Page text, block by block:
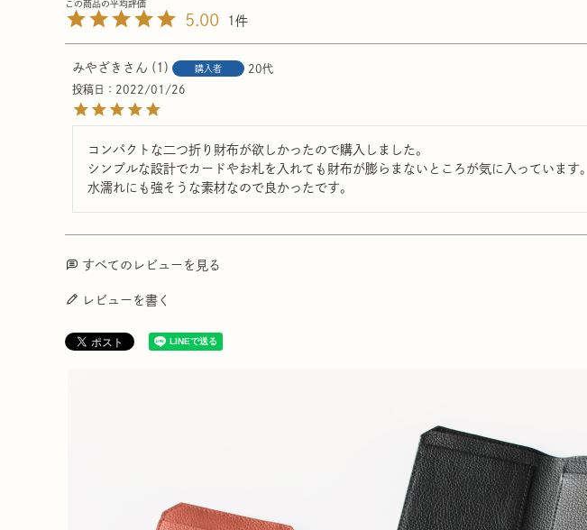
5.00 1
みやざき 1 購入者
20代
投稿日
2022/01/26
コンパクトな二つ折り財布が欲しかったので購入しました。
シンプルな設計でカードやお札を入れても財布が膨らまないところが気に入っています。
水濡れにも強そうな素材なので良かったです。
すべてのレビューを見る
レビューを書く